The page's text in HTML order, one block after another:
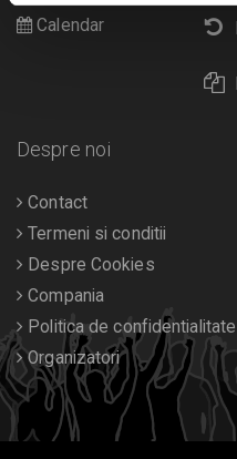
Calendar
Despre noi
Contact
Termeni si conditii
Despre Cookies
Compania
Politica de confidentialitate
Organizatori